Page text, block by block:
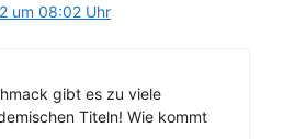
um 08:02 Uhr
gibt es zu viele
Titeln! Wie kommt